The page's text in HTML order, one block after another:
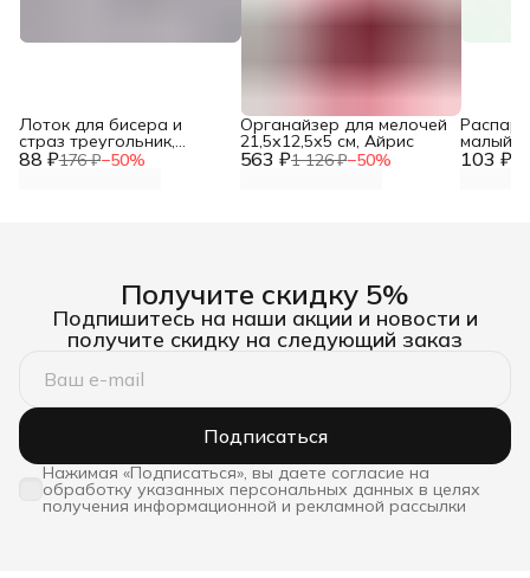
88 ₽176 ₽−50%
Лоток для бисера и
страз треугольник,
7,3х6,4 см, Astra&Craft 563 ₽1 126 ₽−50%
Органайзер для мелочей
21,5х12,5х5 см, Айрис
103 ₽
малый 9
шт,
Получите скидку 5%
Подпишитесь на наши акции и новости и
получите скидку на следующий заказ
Подписаться
Нажимая «Подписаться», вы даете согласие на
обработку указанных персональных данных в целях
получения информационной и рекламной рассылки